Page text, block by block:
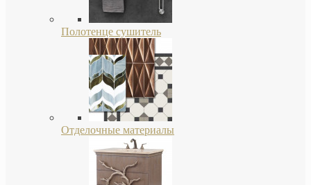
Полотенце сушитель
Отделочные материалы